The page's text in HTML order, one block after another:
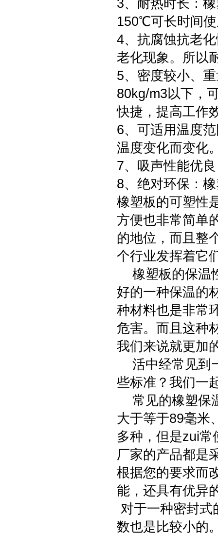
3、耐热时长：
150℃可长时间
4、抗腐蚀抗老
老化现象。所以
5、密度较小、
80kg/m3以下，
快捷，提高工作
6、可适用温度
温度变化而变化
7、吸声性能优
8、绝对环保：
橡塑板的可塑性
方便也非常简单
的地位，而且整
个行业发挥着它
橡塑板的保温
好的一种保温的
种材料也是非常
危害。而且这种
我们来说就更加
活中经常见到
些标准？我们一
常见的橡塑保
大于等于89毫米
多种，但是zui
厂家的产品都是
根据您的要求而
能，还具有优异
对于一种密封式
数也是比较小的